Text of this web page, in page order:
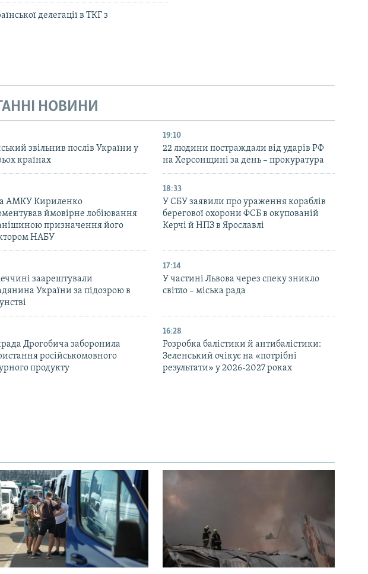
делегації в ТКГ з
НОВИНИ
звільнив послів України у
країнах
19:10
22 людини постраждали від ударів РФ
на Херсонщині за день – прокуратура
АМКУ Кириленко
ймовірне лобіювання
призначення його
НАБУ
18:33
У СБУ заявили про ураження кораблів
берегової охорони ФСБ в окупованій
Керчі й НПЗ в Ярославлі
заарештували
України за підозрою в
17:14
У частині Львова через спеку зникло
світло – міська рада
Дрогобича заборонила
російськомовного
продукту
16:28
Розробка балістики й антибалістики:
Зеленський очікує на «потрібні
результати» у 2026-2027 роках